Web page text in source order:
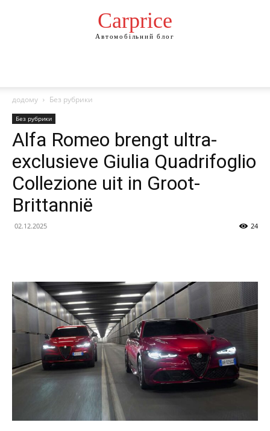
Сarprice
Автомобільний блог
додому Без рубрики
Без рубрики
Alfa Romeo brengt ultra-
exclusieve Giulia Quadrifoglio
Collezione uit in Groot-
Brittannië
02.12.2025 24